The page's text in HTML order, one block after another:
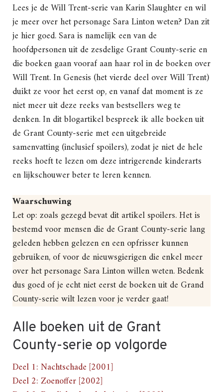
Lees je de Will Trent-serie van Karin Slaughter en wil
je meer over het personage Sara Linton weten? Dan zit
je hier goed. Sara is namelijk een van de
hoofdpersonen uit de zesdelige Grant County-serie en
die boeken gaan vooraf aan haar rol in de boeken over
Will Trent. In Genesis (het vierde deel over Will Trent)
duikt ze voor het eerst op, en vanaf dat moment is ze
niet meer uit deze reeks van bestsellers weg te
denken. In dit blogartikel bespreek ik alle boeken uit
de Grant County-serie met een uitgebreide
samenvatting (inclusief spoilers), zodat je niet de hele
reeks hoeft te lezen om deze intrigerende kinderarts
en lijkschouwer beter te leren kennen.
Waarschuwing
Let op: zoals gezegd bevat dit artikel spoilers. Het is
bestemd voor mensen die de Grant County-serie lang
geleden hebben gelezen en een opfrisser kunnen
gebruiken, of voor de nieuwsgierigen die enkel meer
over het personage Sara Linton willen weten. Bedenk
dus goed of je echt niet eerst de boeken uit de Grand
County-serie wilt lezen voor je verder gaat!
Alle boeken uit de Grant
County-serie op volgorde
Deel 1: Nachtschade [2001]
Deel 2: Zoenoffer [2002]